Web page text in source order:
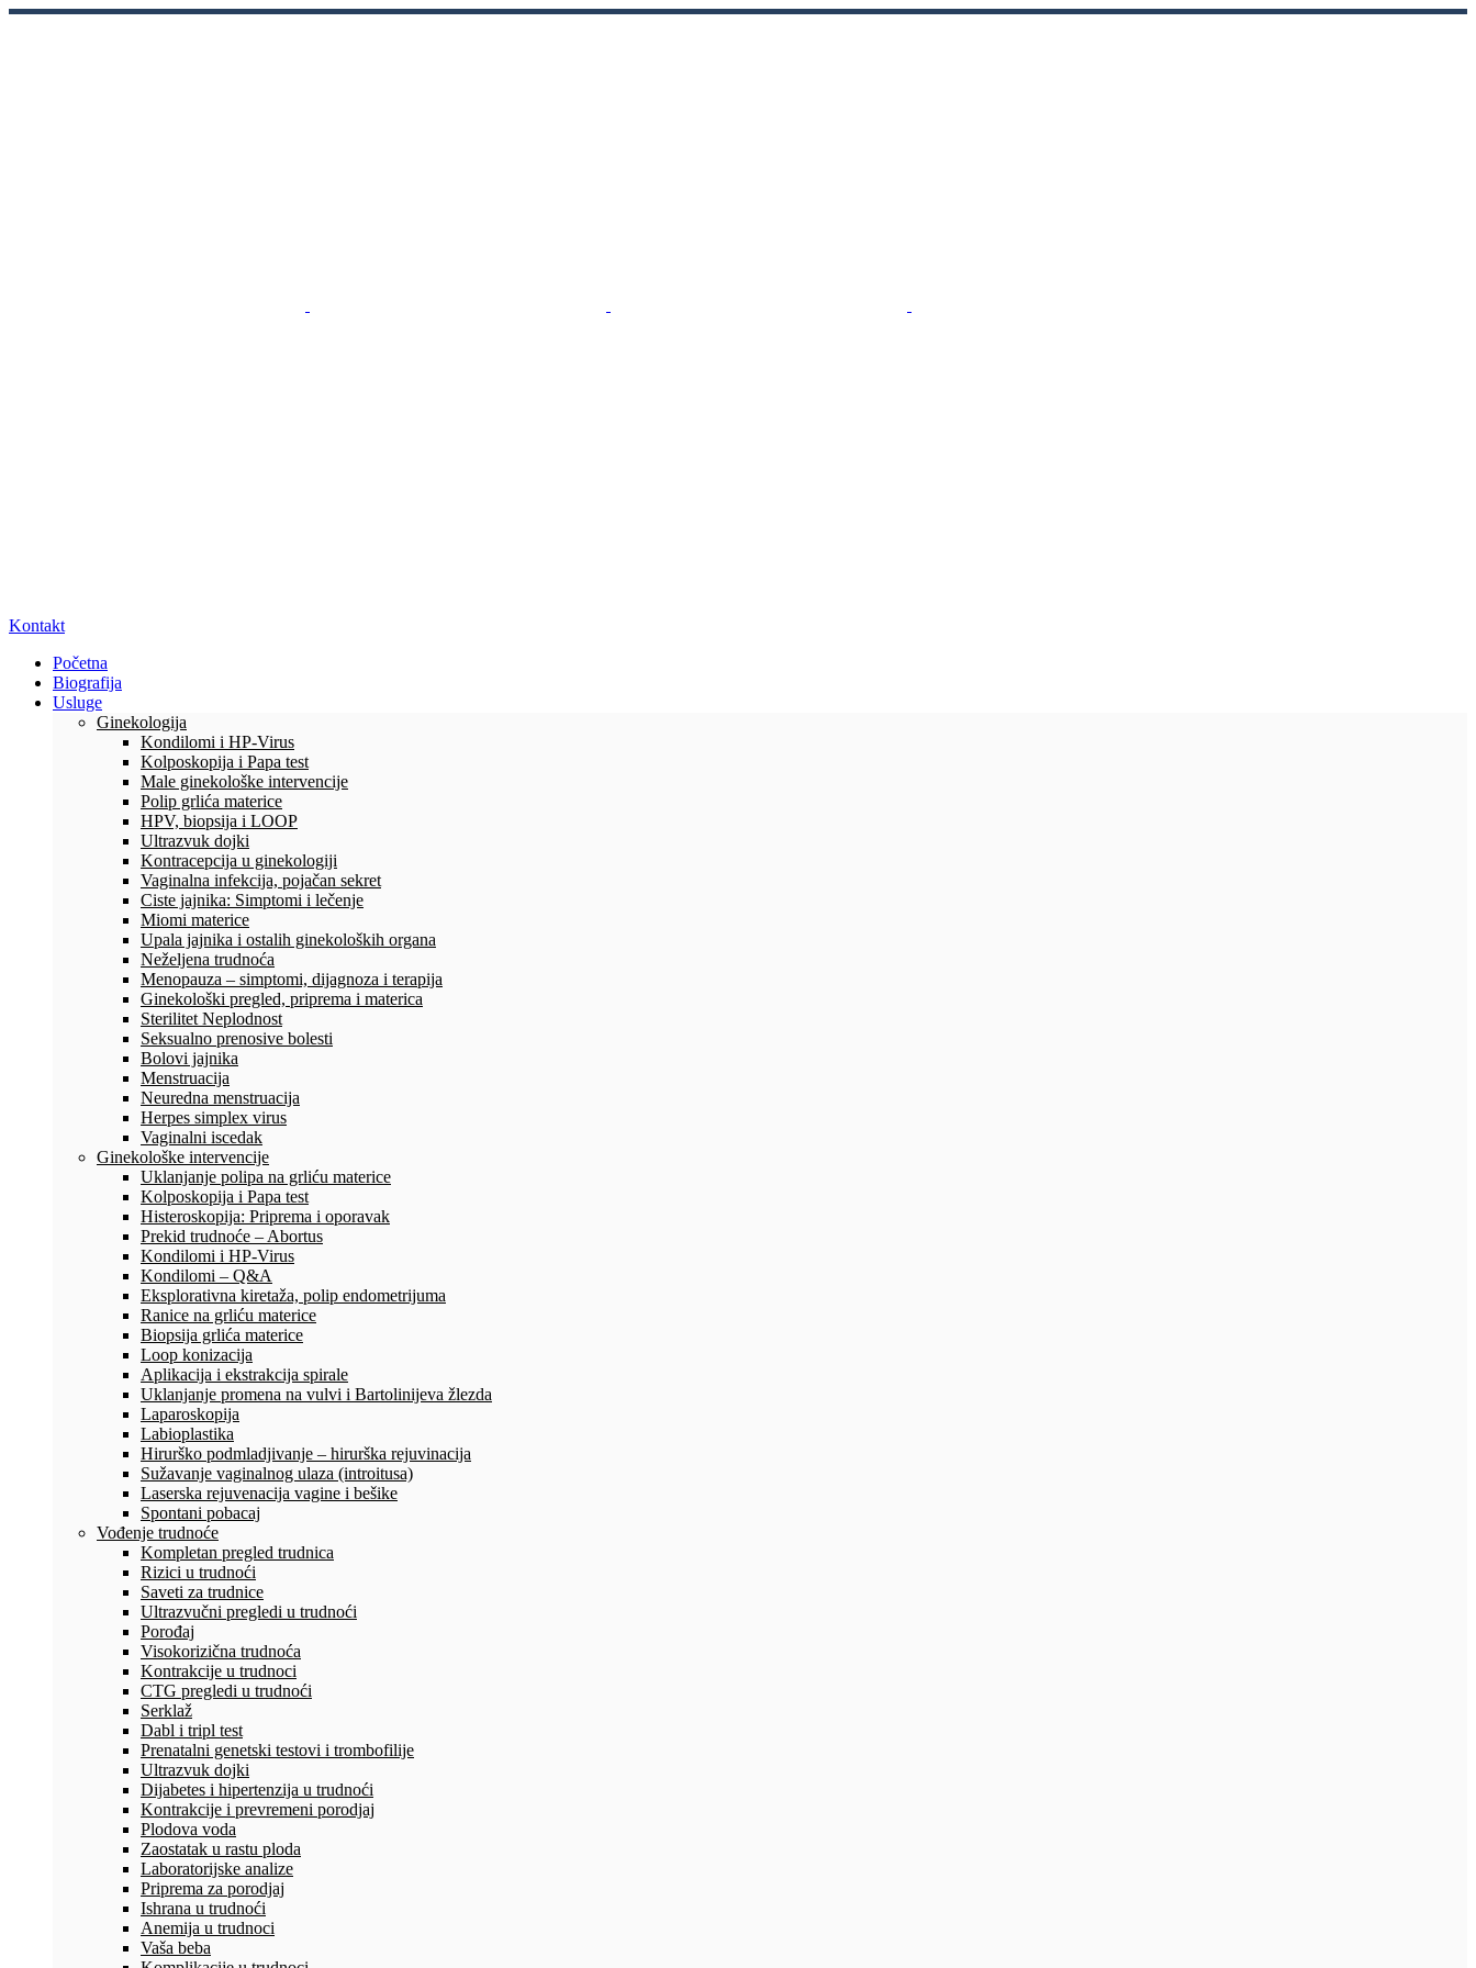
Kontakt
Početna
Biografija
Usluge
Ginekologija
Kondilomi i HP-Virus
Kolposkopija i Papa test
Male ginekološke intervencije
Polip grlića materice
HPV, biopsija i LOOP
Ultrazvuk dojki
Kontracepcija u ginekologiji
Vaginalna infekcija, pojačan sekret
Ciste jajnika: Simptomi i lečenje
Miomi materice
Upala jajnika i ostalih ginekoloških organa
Neželjena trudnoća
Menopauza – simptomi, dijagnoza i terapija
Ginekološki pregled, priprema i materica
Sterilitet Neplodnost
Seksualno prenosive bolesti
Bolovi jajnika
Menstruacija
Neuredna menstruacija
Herpes simplex virus
Vaginalni iscedak
Ginekološke intervencije
Uklanjanje polipa na grliću materice
Kolposkopija i Papa test
Histeroskopija: Priprema i oporavak
Prekid trudnoće – Abortus
Kondilomi i HP-Virus
Kondilomi – Q&A
Eksplorativna kiretaža, polip endometrijuma
Ranice na grliću materice
Biopsija grlića materice
Loop konizacija
Aplikacija i ekstrakcija spirale
Uklanjanje promena na vulvi i Bartolinijeva žlezda
Laparoskopija
Labioplastika
Hirurško podmladjivanje – hirurška rejuvinacija
Sužavanje vaginalnog ulaza (introitusa)
Laserska rejuvenacija vagine i bešike
Spontani pobacaj
Vođenje trudnoće
Kompletan pregled trudnica
Rizici u trudnoći
Saveti za trudnice
Ultrazvučni pregledi u trudnoći
Porođaj
Visokorizična trudnoća
Kontrakcije u trudnoci
CTG pregledi u trudnoći
Serklaž
Dabl i tripl test
Prenatalni genetski testovi i trombofilije
Ultrazvuk dojki
Dijabetes i hipertenzija u trudnoći
Kontrakcije i prevremeni porodjaj
Plodova voda
Zaostatak u rastu ploda
Laboratorijske analize
Priprema za porodjaj
Ishrana u trudnoći
Anemija u trudnoci
Vaša beba